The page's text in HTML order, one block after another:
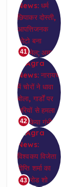
41
42
43